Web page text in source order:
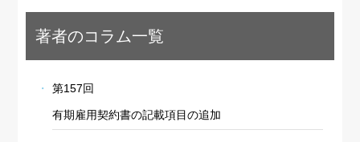
著者のコラム一覧
第157回
有期雇用契約書の記載項目の追加